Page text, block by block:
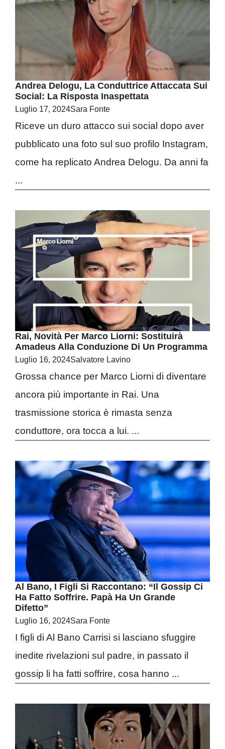
Andrea Delogu, La Conduttrice Attaccata Sui
Social: La Risposta Inaspettata
Luglio 17, 2024Sara Fonte
Riceve un duro attacco sui social dopo aver
pubblicato una foto sul suo profilo Instagram,
come ha replicato Andrea Delogu. Da anni fa
...
Rai, Novità Per Marco Liorni: Sostituirà
Amadeus Alla Conduzione Di Un Programma
Luglio 16, 2024Salvatore Lavino
Grossa chance per Marco Liorni di diventare
ancora più importante in Rai. Una
trasmissione storica è rimasta senza
conduttore, ora tocca a lui. ...
Al Bano, I Figli Si Raccontano: “Il Gossip Ci
Ha Fatto Soffrire. Papà Ha Un Grande
Difetto”
Luglio 16, 2024Sara Fonte
I figli di Al Bano Carrisi si lasciano sfuggire
inedite rivelazioni sul padre, in passato il
gossip li ha fatti soffrire, cosa hanno ...